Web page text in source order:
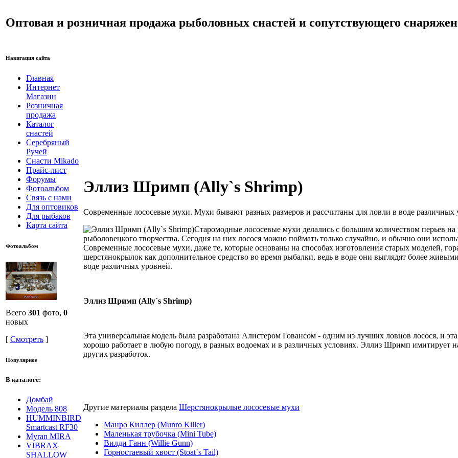
Оптовая и розничная продажа рыболовных снастей и сопутствующего
Навигация сайта
Главная
Интернет
Магазин
Розничная
продажа
Каталог
снастей
Серебряный
Ручей
Снасти Mikado
Прайс-лист
Форумы
Фотоальбом
Связь с нами
Для оптовиков
Для рыбаков
Карта сайта
Фотоальбом
Всего 301 фото, 0
новых
[ Смотреть ]
Популярное
В каталоге:
Домбай
Модель 808
HUMMINBIRD
Smartcast RF30
Myran MIRA
VIBRAX
SHALLOW
Эллиз Шримп (Ally`s Shrimp)
Современные лососевые мухи. Мухи бывают разных размеров и рассчитаны для ловли в воде различных
Старомодные лососевые мухи делались с большим количеством перьев
рыболовецкого творчества. Сегодня на них лосося можно поймать только случайно, и обычно они
Современные лососевые мухи, даже те, которые основаны на способах изготовления старых моделей,
шерстянокрылок как дополнительное средство во время рыбалки, ведь в воде они выглядят более
воде различных уровней.
Эллиз Шримп (Ally`s Shrimp)
Эта универсальная модель была разработана Алистером Говансом - одним из лучших ловцов лосося, и
хорошо работает в любую погоду, в разных водоемах и в различных условиях. Эллиз Шримп имитирует
других разработок.
Другие материалы раздела Шерстянокрылые лососевые мухи
Манро Киллер (Munro Killer)
Маленькая трубочка (Mini Tube)
Вилди Ганн (Willie Gunn)
Горностаевый хвост (Stoat`s Tail)